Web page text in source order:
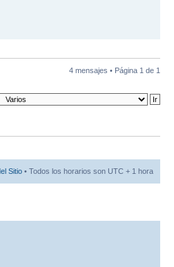
4 mensajes • Página 1 de 1
Sitio • Todos los horarios son UTC + 1 hora